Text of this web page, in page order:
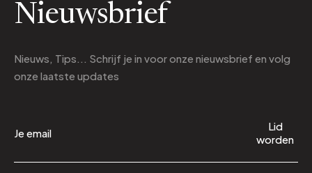
Nieuwsbrief
Nieuws, Tips... Schrijf je in voor onze nieuwsbrief en volg
onze laatste updates
Lid
worden